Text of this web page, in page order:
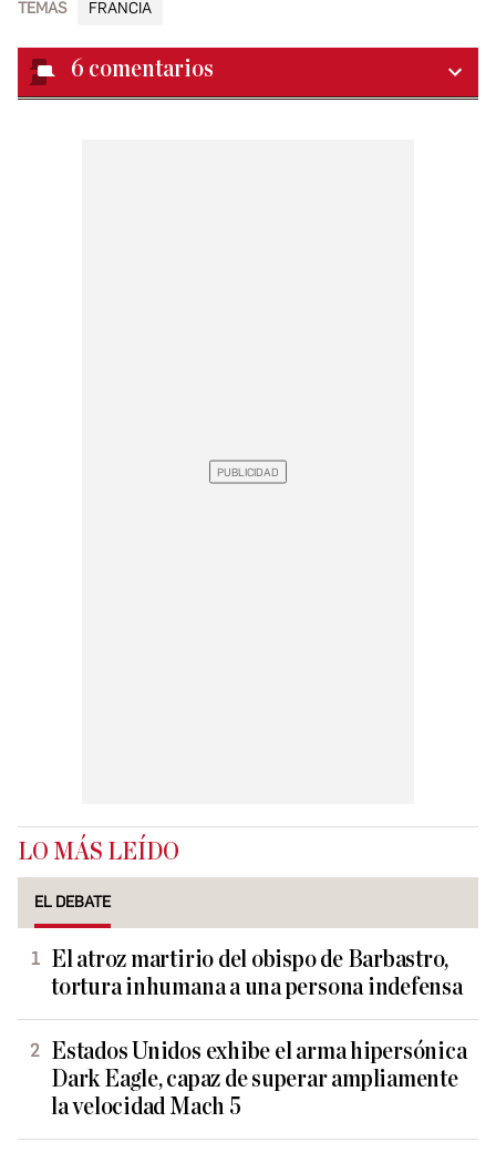
TEMAS FRANCIA
6 comentarios
LO MÁS LEÍDO
EL DEBATE
El atroz martirio del obispo de Barbastro,
tortura inhumana a una persona indefensa
Estados Unidos exhibe el arma hipersónica
Dark Eagle, capaz de superar ampliamente
la velocidad Mach 5